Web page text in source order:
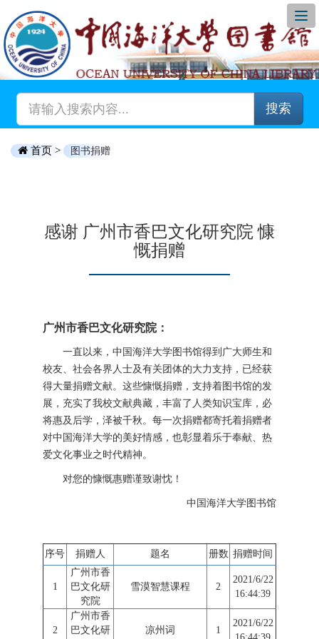
搜索
首页 > 图书捐赠
感谢 广州市香巴文化研究院 慷
慨捐赠
广州市香巴文化研究院：
一直以来，中国海洋大学图书馆得到广大师生和
校友、社会各界人士及有关团体的大力支持，已经获
得大量捐赠文献。这些慷慨捐赠，支持着图书馆的发
展，充实了我校文献典藏，丰富了人类知识宝库，必
将惠及后学，泽被千秋。每一次捐赠都寄托着捐赠者
对中国海洋大学的美好情感，也彰显着乐于奉献、热
爱文化事业之时代精神。
对您的慷慨惠赠谨致谢忱！
中国海洋大学图书馆
序号 捐赠人 题名 册数 捐赠时间
1
广州市香
巴文化研
究院
雪漠智慧课程 2
2021/6/22
16:44:39
2
广州市香
巴文化研
凉州词 1
2021/6/22